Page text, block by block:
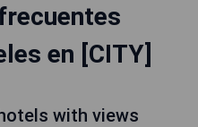
en [CITY]
with views